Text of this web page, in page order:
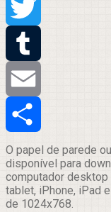
Pinterest
Twitter
Tumblr
Email
Compartilhar
O papel de parede
disponível para
computador desktop
tablet, iPhone, iPad
de 1024x768.